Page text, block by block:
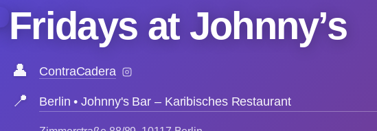
Fridays at Johnny’s
👤 ContraCadera
📍 Berlin • Johnny's Bar – Karibisches Restaurant